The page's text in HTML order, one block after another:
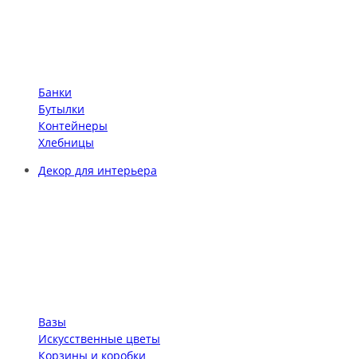
Банки
Бутылки
Контейнеры
Хлебницы
Декор для интерьера
Вазы
Искусственные цветы
Корзины и коробки